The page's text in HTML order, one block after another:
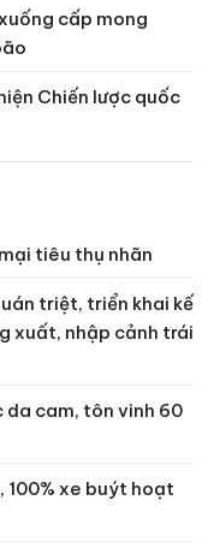
cấp mong
Chiến lược quốc
tiêu thụ nhãn
triệt, triển khai kế
xuất, nhập cảnh trái
da cam, tôn vinh 60
100% xe buýt hoạt